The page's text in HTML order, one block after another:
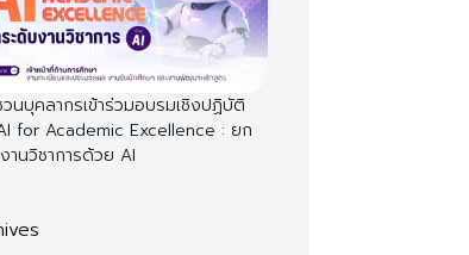
นบุคลากรเข้าร่วมอบรมเชิงปฏิบัติ
for Academic Excellence : ยก
านวิชาการด้วย AI